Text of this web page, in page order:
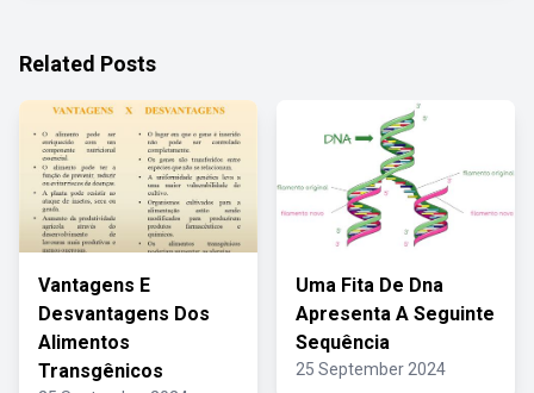
Related Posts
Vantagens E
Desvantagens Dos
Alimentos
Transgênicos
Uma Fita De Dna
Apresenta A Seguinte
Sequência
25 September 2024